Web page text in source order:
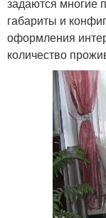
задаются многие
габариты и
оформления
количество